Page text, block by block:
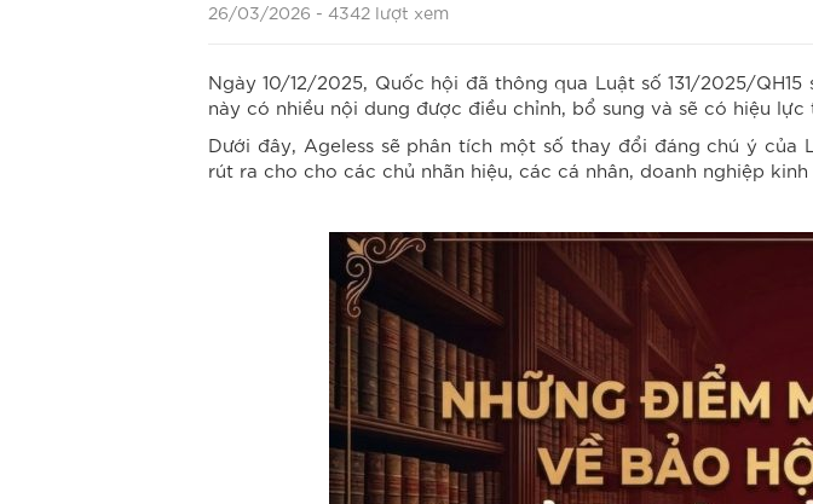
26/03/2026 - 4342 lượt xem
Ngày 10/12/2025, Quốc hội đã thông qua Luật số 131/2025/
này có nhiều nội dung được điều chỉnh, bổ sung và sẽ có hiệu
Dưới đây, Ageless sẽ phân tích một số thay đổi đáng chú ý của
rút ra cho cho các chủ nhãn hiệu, các cá nhân, doanh nghiệp